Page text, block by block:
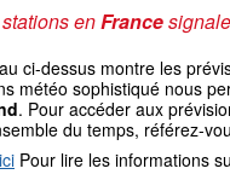
enFrance
ci-dessus montre les
météo sophistiqué nous
. Pour accéder aux
du temps, référez-
Pour lire les informations